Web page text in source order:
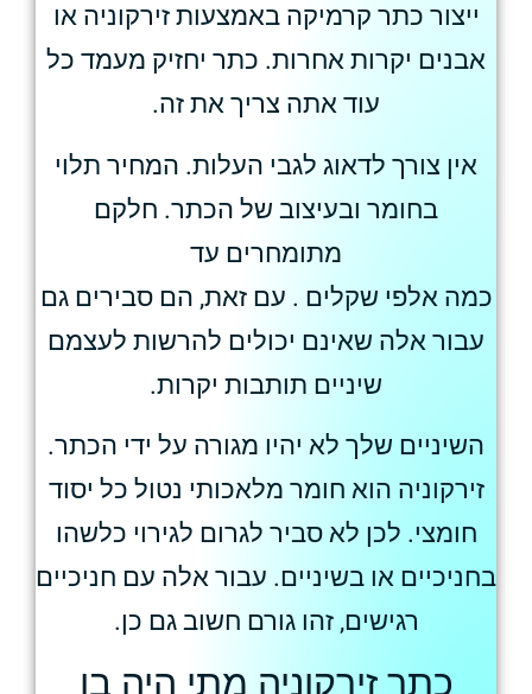
ייצור כתר קרמיקה באמצעות זירקוניה או
אבנים יקרות אחרות. כתר יחזיק מעמד כל
עוד אתה צריך את זה.
אין צורך לדאוג לגבי העלות. המחיר תלוי
בחומר ובעיצוב של הכתר. חלקם
מתומחרים עד
כמה אלפי שקלים . עם זאת, הם סבירים גם
עבור אלה שאינם יכולים להרשות לעצמם
שיניים תותבות יקרות.
השיניים שלך לא יהיו מגורה על ידי הכתר.
זירקוניה הוא חומר מלאכותי נטול כל יסוד
חומצי. לכן לא סביר לגרום לגירוי כלשהו
בחניכיים או בשיניים. עבור אלה עם חניכיים
רגישים, זהו גורם חשוב גם כן.
כתר זירקוניה מתי היה בו